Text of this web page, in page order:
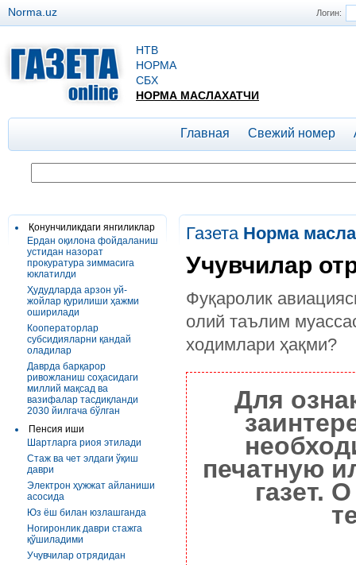
Логин:
Norma.uz
НТВ
НОРМА
СБХ
НОРМА МАСЛАХАТЧИ
Главная Свежий номер
Қонунчиликдаги янгиликлар
Ердан оқилона фойдаланиш
устидан назорат
прокуратура зиммасига
юклатилди
Ҳудудларда арзон уй-
жойлар қурилиши ҳажми
оширилади
Кооператорлар
субсидияларни қандай
оладилар
Даврда барқарор
ривожланиш соҳасидаги
миллий мақсад ва
вазифалар тасдиқланди
2030 йилгача бўлган
Пенсия иши
Шартларга риоя этилади
Стаж ва чет элдаги ўқиш
даври
Электрон ҳужжат айланиши
асосида
Юз ёш билан юзлашганда
Ногиронлик даври стажга
қўшиладими
Учувчилар отрядидан
Газета Норма
Учувчилар
Фуқаролик
олий таълим
ходимлари ҳақми?
Для
печатную
газет.